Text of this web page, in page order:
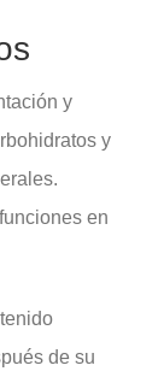
y
y
en
de su